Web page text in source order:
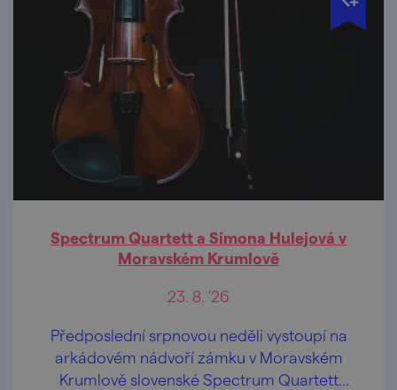
Spectrum Quartett a Simona Hulejová v
Moravském Krumlově
23. 8. '26
Předposlední srpnovou neděli vystoupí na
arkádovém nádvoří zámku v Moravském
Krumlově slovenské Spectrum Quartett